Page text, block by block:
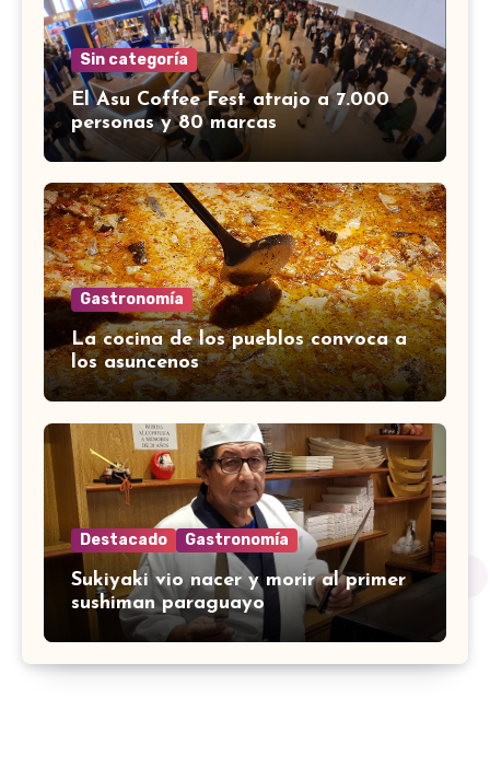
Sin categoría
El Asu Coffee Fest atrajo a 7.000
personas y 80 marcas
Gastronomía
La cocina de los pueblos convoca a
los asuncenos
Destacado Gastronomía
Sukiyaki vio nacer y morir al primer
sushiman paraguayo